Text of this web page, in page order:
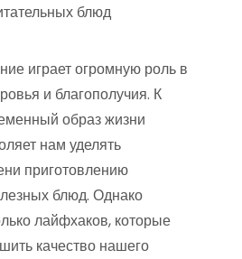
блюд
играет огромную роль в
и благополучия. К
образ жизни
нам уделять
приготовлению
блюд. Однако
лайфхаков, которые
качество нашего